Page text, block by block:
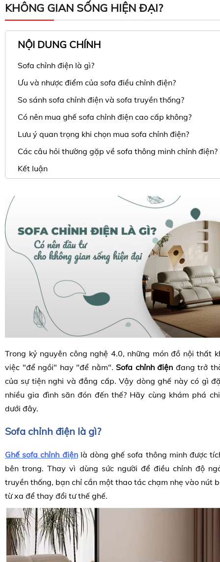
KHÔNG GIAN SỐNG HIỆN ĐẠI?
NỘI DUNG CHÍNH
Sofa chỉnh điện là gì?
Ưu và nhược điểm của sofa điều chỉnh điện?
So sánh sofa chỉnh điện và sofa truyền thống?
Có nên mua ghế sofa chỉnh điện cao cấp không?
Lưu ý quan trọng khi chọn mua sofa chỉnh điện?
Các câu hỏi thường gặp về sofa thông minh chỉnh điện?
Kết luận
Trong kỷ nguyên công nghệ 4.0, những món đồ nội thất
việc "để ngồi" hay "để nằm". Sofa chỉnh điện đang trở
của sự tiện nghi và đẳng cấp. Vậy dòng ghế này có gì
nhiều gia đình săn đón đến thế? Hãy cùng khám phá
dưới đây.
Sofa chỉnh điện là gì?
Ghế sofa chỉnh điệnlà dòng ghế sofa thông minh được
bên trong. Thay vì dùng sức người để điều chỉnh độ
truyền thống, bạn chỉ cần một thao tác chạm nhẹ vào nút
từ xa để thay đổi tư thế ghế.